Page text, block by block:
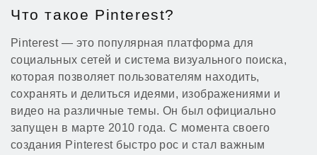
Что такое Pinterest?
Pinterest — это популярная платформа для
социальных сетей и система визуального поиска,
которая позволяет пользователям находить,
сохранять и делиться идеями, изображениями и
видео на различные темы. Он был официально
запущен в марте 2010 года. С момента своего
создания Pinterest быстро рос и стал важным